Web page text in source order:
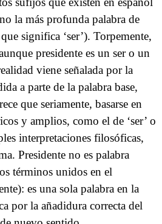
la más profunda palabra de
significa ‘ser’). Torpemente,
presidente es un ser o un
viene señalada por la
a parte de la palabra base,
que seriamente, basarse en
y amplios, como el de ‘ser’ o
interpretaciones filosóficas,
Presidente no es palabra
términos unidos en el
es una sola palabra en la
por la añadidura correcta del